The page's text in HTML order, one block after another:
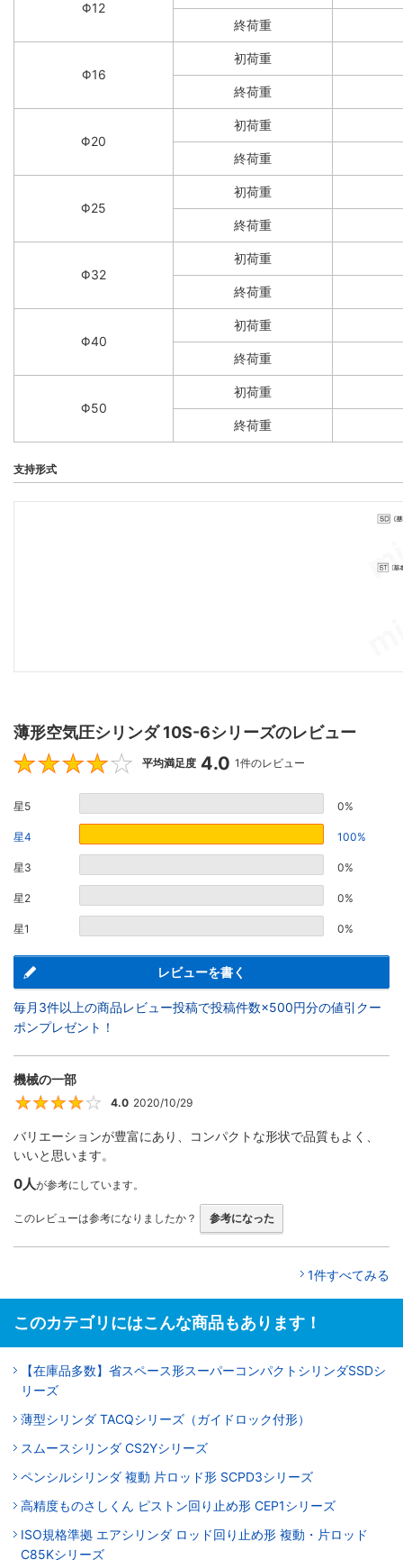
Φ12
終荷重
Φ16
初荷重
終荷重
Φ20
初荷重
終荷重
Φ25
初荷重
終荷重
Φ32
初荷重
終荷重
Φ40
初荷重
終荷重
Φ50
初荷重
終荷重
支持形式
薄形空気圧シリンダ 10S-6シリーズのレビュー
4
平均満足度 4.0 1件のレビュー
星5 0%
星4 100%
星3 0%
星2 0%
星1 0%
レビューを書く
毎月3件以上の商品レビュー投稿で投稿件数×500円分の値引クー
ポンプレゼント！
機械の一部
4
4.0 2020/10/29
バリエーションが豊富にあり、コンパクトな形状で品質もよく、
いいと思います。
0人が参考にしています。
このレビューは参考になりましたか？ 参考になった
1件すべてみる
このカテゴリにはこんな商品もあります！
【在庫品多数】省スペース形スーパーコンパクトシリンダSSDシ
リーズ
薄型シリンダ TACQシリーズ（ガイドロック付形）
スムースシリンダ CS2Yシリーズ
ペンシルシリンダ 複動 片ロッド形 SCPD3シリーズ
高精度ものさしくん ピストン回り止め形 CEP1シリーズ
ISO規格準拠 エアシリンダ ロッド回り止め形 複動・片ロッド
C85Kシリーズ